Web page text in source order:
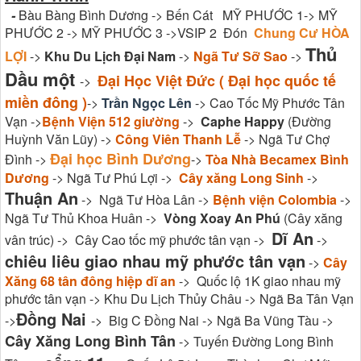
-Bàu Bàng Bình Dương -> Bến Cát MỸ PHƯỚC 1-> MỸ
PHƯỚC 2 -> MỸ PHƯỚC 3 ->VSIP 2 Đón Chung Cư HÒA
LỢI-> Khu Du Lịch Đại Nam-> Ngã Tư Sỡ Sao -> Thủ
Dầu một -> Đại Học Việt Đức ( Đại học quốc tế
miền đông )-> Trần Ngọc Lên -> Cao Tốc Mỹ Phước Tân
Vạn ->Bệnh Viện 512 giường -> Caphe Happy (Đường
Huỳnh Văn Lũy) -> Công Viên Thanh Lễ-> Ngã Tư Chợ
Đình -> Đại học Bình Dương-> Tòa Nhà Becamex Bình
Dương -> Ngã Tư Phú Lợi -> Cây xăng Long Sinh ->
Thuận An -> Ngã Tư Hòa Lân -> Bệnh viện Colombia->
Ngã Tư Thủ Khoa Huân -> Vòng Xoay An Phú (Cây xăng
vân trúc) -> Cây Cao tốc mỹ phước tân vạn -> Dĩ An ->
chiêu liêu giao nhau mỹ phước tân vạn -> Cây
Xăng 68 tân đông hiệp dĩ an -> Quốc lộ 1K giao nhau mỹ
phước tân vạn -> Khu Du Lịch Thủy Châu -> Ngã Ba Tân Vạn
->Đồng Nai -> Big C Đồng Nai -> Ngã Ba Vũng Tàu ->
Cây Xăng Long Bình Tân -> Tuyến Đường Long Bình